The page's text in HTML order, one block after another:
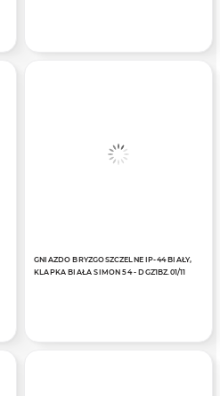
GNIAZDO BRYZGOSZCZELNE IP-44 BIAŁY,
KLAPKA BIAŁA SIMON 54 - DGZ1BZ.01/11